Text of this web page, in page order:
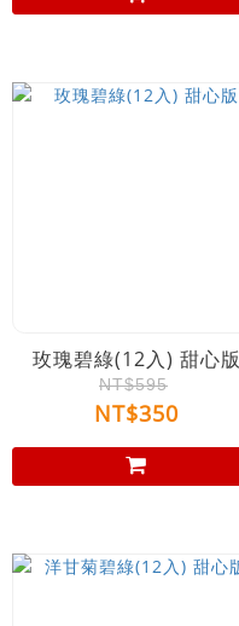
玫瑰碧綠(12入) 甜心版
NT$595
NT$350